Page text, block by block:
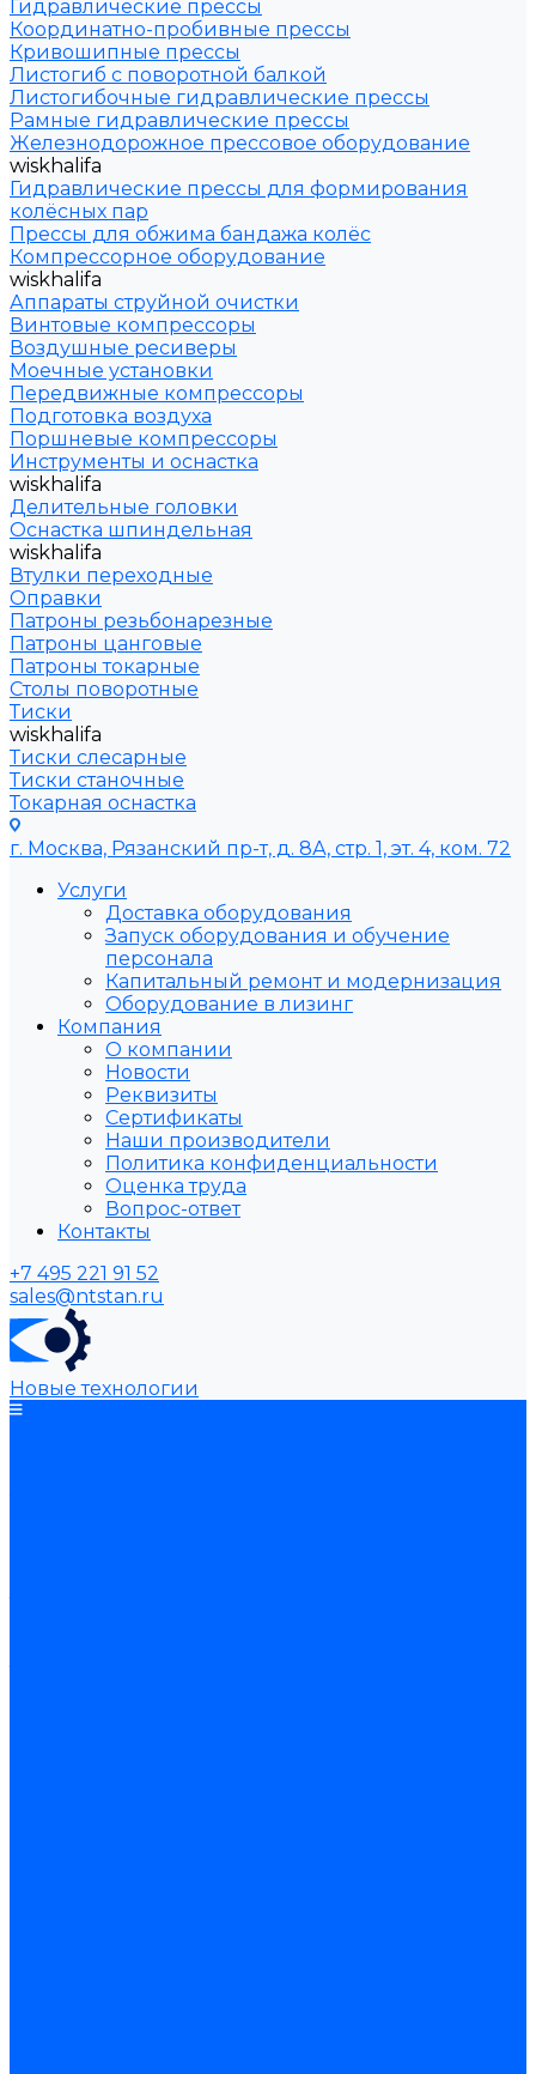
Гидравлические прессы
Координатно-пробивные прессы
Кривошипные прессы
Листогиб с поворотной балкой
Листогибочные гидравлические прессы
Рамные гидравлические прессы
Железнодорожное прессовое оборудование
wiskhalifa
Гидравлические прессы для формирования
колёсных пар
Прессы для обжима бандажа колёс
Компрессорное оборудование
wiskhalifa
Аппараты струйной очистки
Винтовые компрессоры
Воздушные ресиверы
Моечные установки
Передвижные компрессоры
Подготовка воздуха
Поршневые компрессоры
Инструменты и оснастка
wiskhalifa
Делительные головки
Оснастка шпиндельная
wiskhalifa
Втулки переходные
Оправки
Патроны резьбонарезные
Патроны цанговые
Патроны токарные
Столы поворотные
Тиски
wiskhalifa
Тиски слесарные
Тиски станочные
Токарная оснастка
г. Москва, Рязанский пр-т, д. 8А, стр. 1, эт. 4, ком. 72
Услуги
Доставка оборудования
Запуск оборудования и обучение
персонала
Капитальный ремонт и модернизация
Оборудование в лизинг
Компания
О компании
Новости
Реквизиты
Сертификаты
Наши производители
Политика конфиденциальности
Оценка труда
Вопрос-ответ
Контакты
+7 495 221 91 52
sales@ntstan.ru
Новые технологии